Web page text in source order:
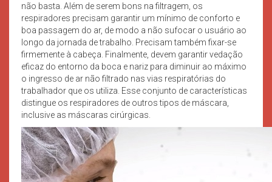
não basta. Além de serem bons na filtragem, os
respiradores precisam garantir um mínimo de conforto e
boa passagem do ar, de modo a não sufocar o usuário ao
longo da jornada de trabalho. Precisam também fixar-se
firmemente à cabeça. Finalmente, devem garantir vedação
eficaz do entorno da boca e nariz para diminuir ao máximo
o ingresso de ar não filtrado nas vias respiratórias do
trabalhador que os utiliza. Esse conjunto de características
distingue os respiradores de outros tipos de máscara,
inclusive as máscaras cirúrgicas.